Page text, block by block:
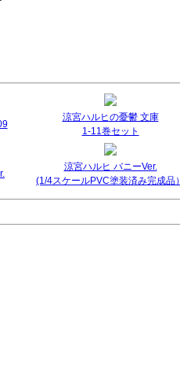
涼宮ハルヒの憂鬱 文庫
1-11巻セット
涼宮ハルヒ バニーVer.
(1/4スケールPVC塗装済み完成品）